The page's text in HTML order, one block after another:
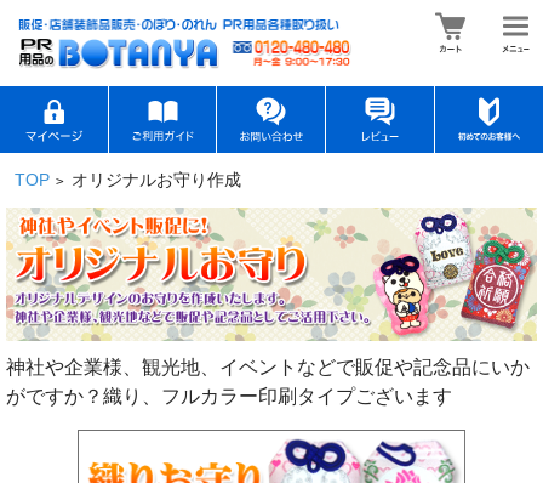
TOP > オリジナルお守り作成
神社や企業様、観光地、イベントなどで販促や記念品にいか
がですか？織り、フルカラー印刷タイプございます